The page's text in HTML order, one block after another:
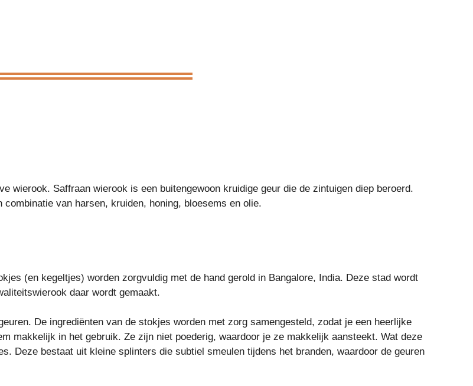
wierook. Saffraan wierook is een buitengewoon kruidige geur die de zintuigen diep beroerd.
van harsen, kruiden, honing, bloesems en olie.
(en kegeltjes) worden zorgvuldig met de hand gerold in Bangalore, India. Deze stad wordt
daar wordt gemaakt.
De ingrediënten van de stokjes worden met zorg samengesteld, zodat je een heerlijke
makkelijk in het gebruik. Ze zijn niet poederig, waardoor je ze makkelijk aansteekt. Wat deze
Deze bestaat uit kleine splinters die subtiel smeulen tijdens het branden, waardoor de geuren